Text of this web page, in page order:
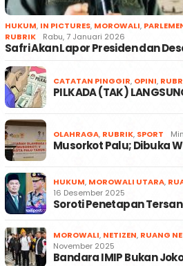
HUKUM, IN PICTURES, MOROWALI,
RUBRIK
Rabu, 7 Januari 2026
Safri Akan Lapor Presiden dan
CATATAN PINGGIR, OPINI,
PILKADA (TAK)
OLAHRAGA, RUBRIK, SPORT
Musorkot Palu; Dibuka
HUKUM, MOROWALI UTARA,
16 Desember 2025
Soroti Penetapan
MOROWALI, NETIZEN, RUANG
November 2025
Bandara IMIP Bukan